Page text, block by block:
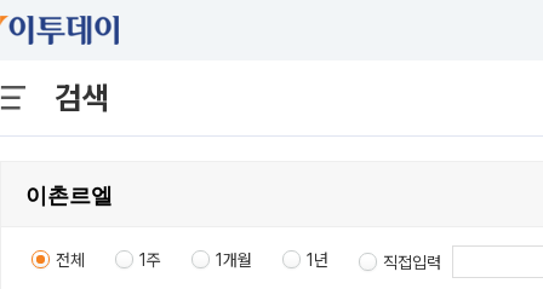
검색
전체 1주 1개월 1년 직접입력